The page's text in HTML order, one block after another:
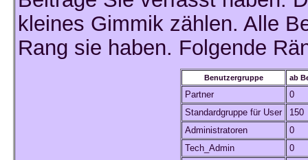
kleines Gimmik zählen. Alle
Rang sie haben. Folgende
Benutzergruppe ab
Partner
0
Standardgruppe für User
150
Administratoren
0
Tech_Admin
0